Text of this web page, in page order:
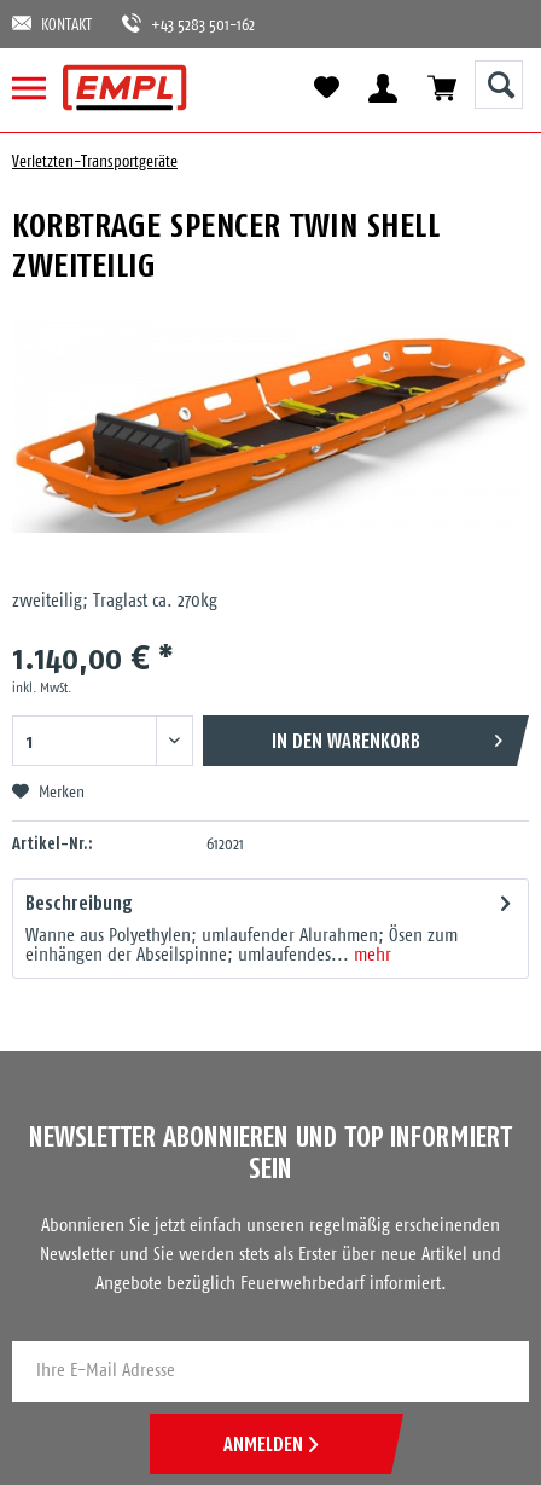
KONTAKT +43 5283 501-162
Verletzten-Transportgeräte
KORBTRAGE SPENCER TWIN SHELL
ZWEITEILIG
zweiteilig; Traglast ca. 270kg
1.140,00 € *
inkl. MwSt.
IN DEN WARENKORB
Merken
Artikel-Nr.: 612021
Beschreibung
Wanne aus Polyethylen; umlaufender Alurahmen; Ösen zum
einhängen der Abseilspinne; umlaufendes... mehr
NEWSLETTER ABONNIEREN UND TOP INFORMIERT
SEIN
Abonnieren Sie jetzt einfach unseren regelmäßig erscheinenden
Newsletter und Sie werden stets als Erster über neue Artikel und
Angebote bezüglich Feuerwehrbedarf informiert.
ANMELDEN